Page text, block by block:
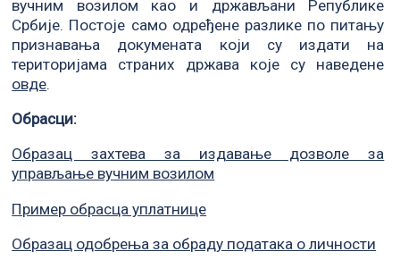
вучним возилом као и држављани Републике
Србије. Постоје само одређене разлике по питању
признавања докумената који су издати на
територијама страних држава које су наведене
овде.
Обрасци:
Образац захтева за издавање дозволе за
управљање вучним возилом
Пример обрасца уплатнице
Образац одобрења за обраду података о личности